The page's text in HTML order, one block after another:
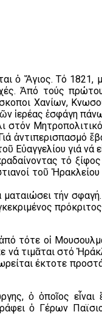
ὁ Ἅγιος. Τό 1821,
Ἀπό τούς
Χανίων,
ἱερέας ἐσφάγη
στόν
ἀντιπερισπασμό
γιά νά
τό
τοῦ
τήν σφαγή.
τότε οἱ
νά τιμᾶται στό
έκτοτε
ὁ ὁποῖος εἶναι
ὁ Γέρων